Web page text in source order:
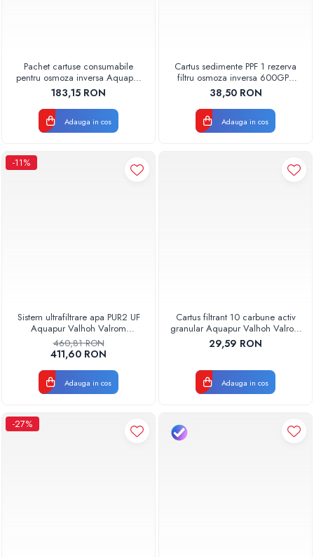
Pachet cartuse consumabile
pentru osmoza inversa Aquapur
Valhoh Valrom
183,15 RON
Adauga in cos
Cartus sedimente PPF 1 rezerva
filtru osmoza inversa 600GPD
87220370601 RO-600 Aquapur
Valhoh Valrom
38,50 RON
Adauga in cos
-11%
Sistem ultrafiltrare apa PUR2 UF
Aquapur Valhoh Valrom
AQUA04220411020
460,81 RON
411,60 RON
Adauga in cos
Cartus filtrant 10 carbune activ
granular Aquapur Valhoh Valrom
AQUA07000510000
29,59 RON
Adauga in cos
-27%